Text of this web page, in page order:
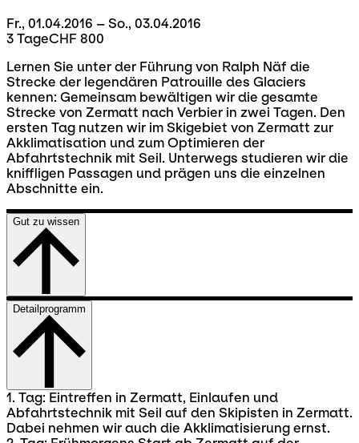
Fr., 01.04.2016 – So., 03.04.2016
3 TageCHF 800
Lernen Sie unter der Führung von Ralph Näf die
Strecke der legendären Patrouille des Glaciers
kennen: Gemeinsam bewältigen wir die gesamte
Strecke von Zermatt nach Verbier in zwei Tagen. Den
ersten Tag nutzen wir im Skigebiet von Zermatt zur
Akklimatisation und zum Optimieren der
Abfahrtstechnik mit Seil. Unterwegs studieren wir die
kniffligen Passagen und prägen uns die einzelnen
Abschnitte ein.
Gut zu wissen
Detailprogramm
1. Tag: Eintreffen in Zermatt, Einlaufen und
Abfahrtstechnik mit Seil auf den Skipisten in Zermatt.
Dabei nehmen wir auch die Akklimatisierung ernst.